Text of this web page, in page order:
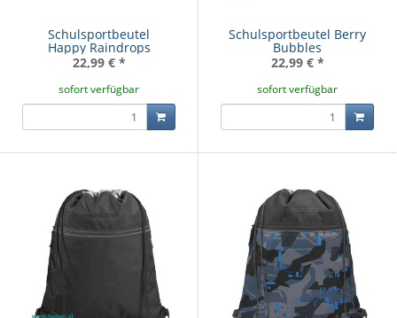
Schulsportbeutel
Happy Raindrops
22,99 € *
sofort verfügbar
Schulsportbeutel Berry
Bubbles
22,99 € *
sofort verfügbar